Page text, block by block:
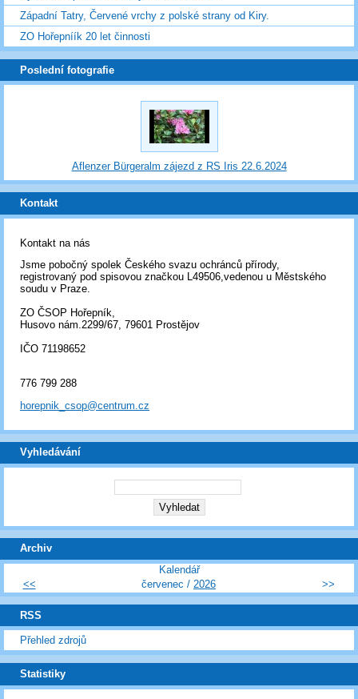
Západní Tatry, Červené vrchy z polské strany od Kiry.
ZO Hořepníík 20 let činnosti
Poslední fotografie
Aflenzer Bürgeralm zájezd z RS Iris 22.6.2024
Kontakt
Kontakt na nás
Jsme pobočný spolek Českého svazu ochránců přírody,
registrovaný pod spisovou značkou L49506,vedenou u Městského
soudu v Praze.
ZO ČSOP Hořepník,
Husovo nám.2299/67, 79601 Prostějov
IČO 71198652
776 799 288
horepnik_csop@centrum.cz
Vyhledávání
Archiv
Kalendář
<<
červenec / 2026 >>
RSS
Přehled zdrojů
Statistiky